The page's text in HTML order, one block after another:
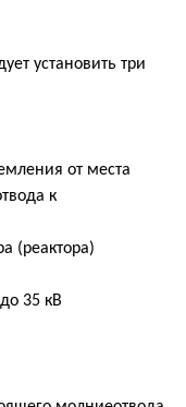
установить три
от места
к
(реактора)
35 кВ